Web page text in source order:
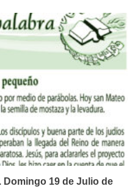
Domingo 19 de Julio de